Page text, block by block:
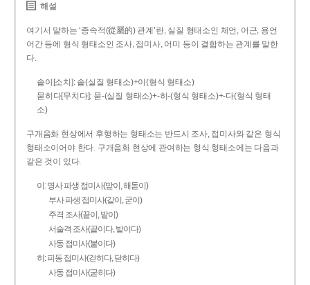
해설
여기서 말하는 ‘종속적(從屬的) 관계’란, 실질 형태소인 체언, 어근, 용언
어간 등에 형식 형태소인 조사, 접미사, 어미 등이 결합하는 관계를 말한
다.
솥이[소치]: 솥(실질 형태소)+이(형식 형태소)
묻히다[무치다]: 묻­-(실질 형태소)+­-히­-(형식 형태소)+-다(형식 형태
소)
구개음화 현상에서 후행하는 형태소는 반드시 조사, 접미사와 같은 형식
형태소이어야 한다. 구개음화 현상에 관여하는 형식 형태소에는 다음과
같은 것이 있다.
이: 명사 파생 접미사(맏이, 해돋이)
부사 파생 접미사(같이, 굳이)
주격 조사(끝이, 밭이)
서술격 조사(끝이다, 밭이다)
사동 접미사(붙이다)
히: 피동 접미사(걷히다, 닫히다)
사동 접미사(굳히다)